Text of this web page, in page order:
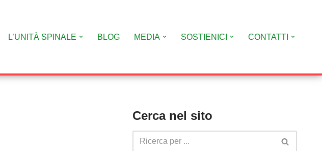
L’UNITÀ SPINALE BLOG MEDIA SOSTIENICI CONTATTI
Cerca nel sito